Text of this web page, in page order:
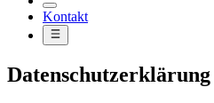
Kontakt
Datenschutzerklärung